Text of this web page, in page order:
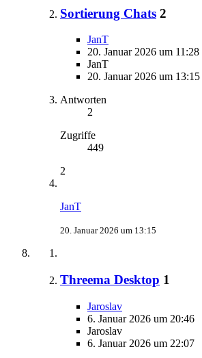
Sortierung Chats 2
JanT
20. Januar 2026 um 11:28
JanT
20. Januar 2026 um 13:15
Antworten
2
Zugriffe
449
2
JanT
20. Januar 2026 um 13:15
Threema Desktop 1
Jaroslav
6. Januar 2026 um 20:46
Jaroslav
6. Januar 2026 um 22:07